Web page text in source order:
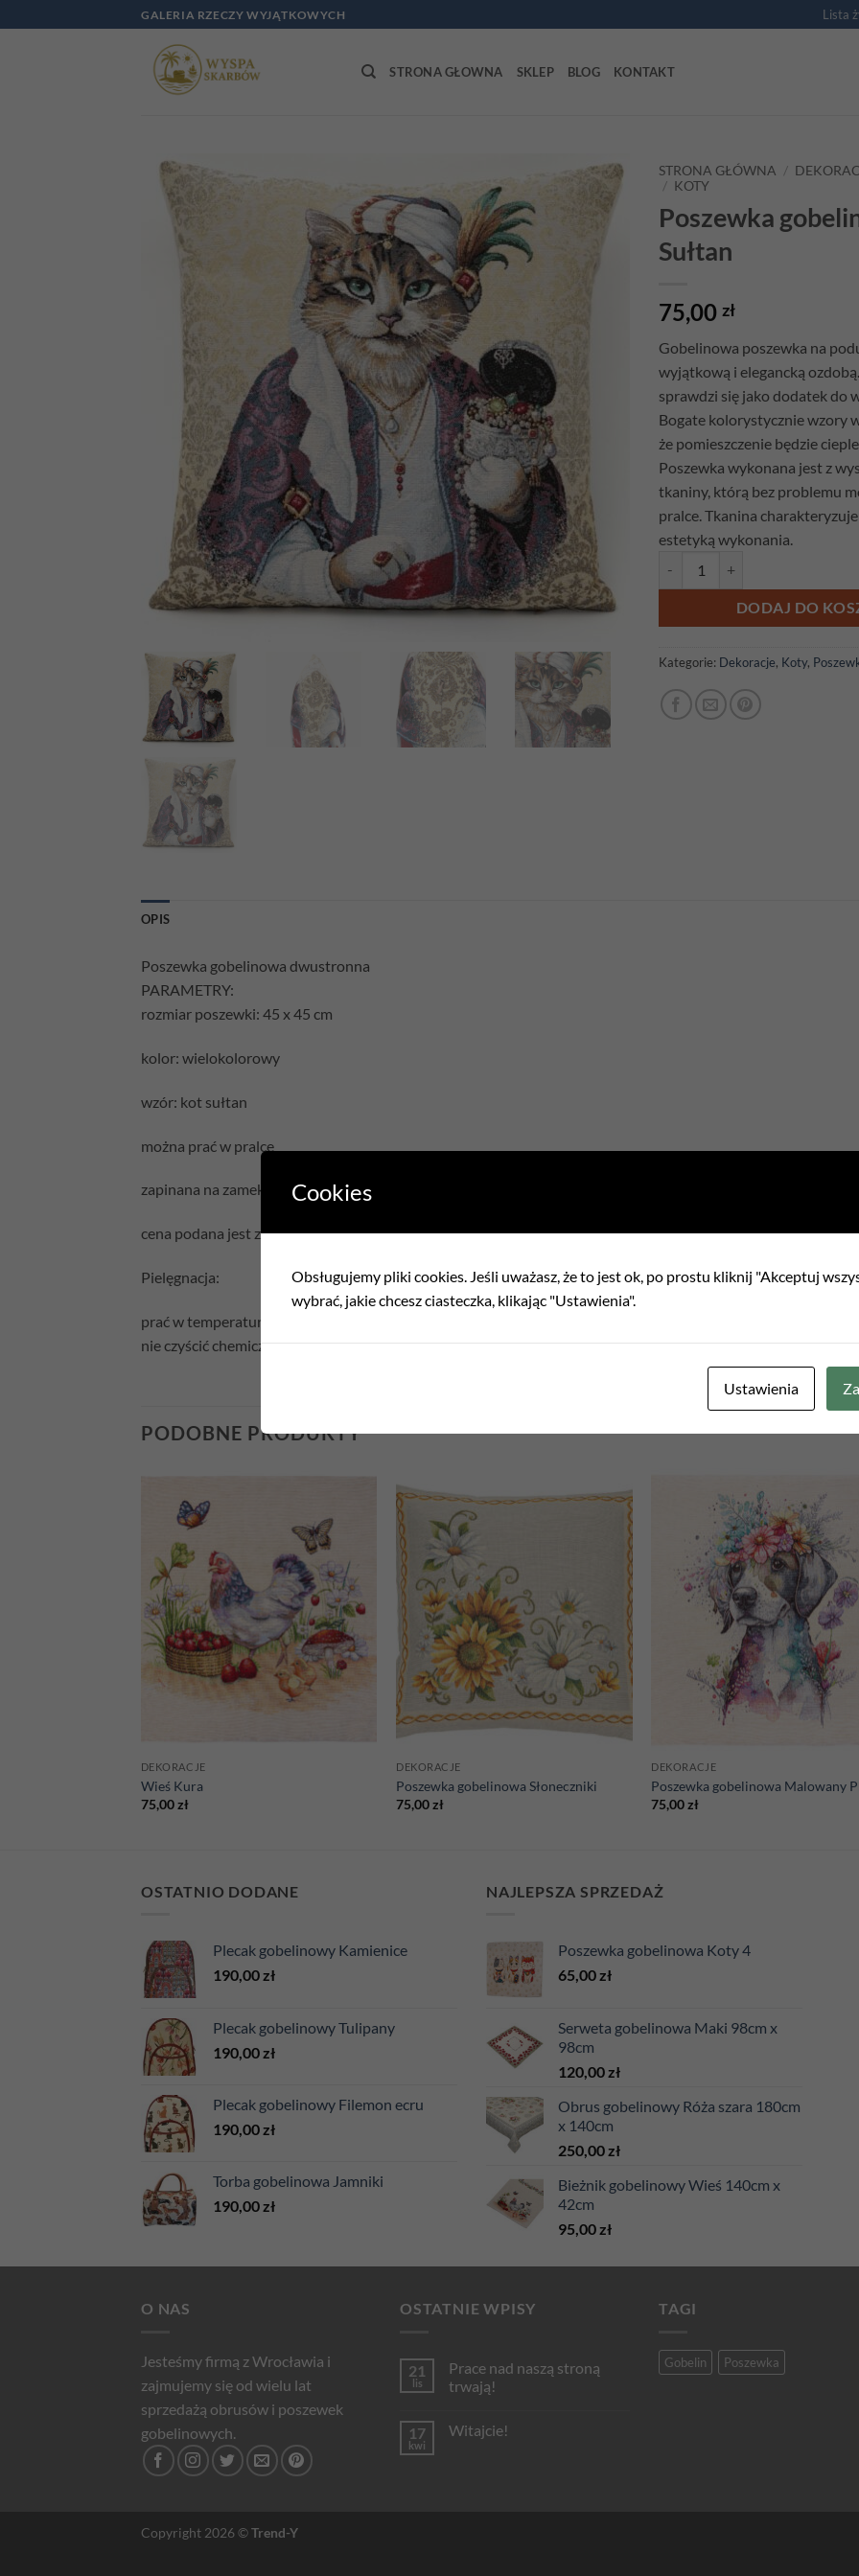
do
GALERIA RZECZY WYJĄTKOWYCH Lista
STRONA GŁOWNA SKLEP BLOG KONTAKT
STRONA GŁÓWNA /
/ KOTY
Poszewka
Sułtan
75,00 zł
Gobelinowa poszewka na
wyjątkową i elegancką
sprawdzi się jako dodatek do
Bogate kolorystycznie wzory
że pomieszczenie będzie
Poszewka wykonana jest z
tkaniny, którą bez problemu
pralce. Tkanina
estetyką wykonania.
DODAJ DO
Kategorie: Dekoracje, Koty,
OPIS
Poszewka gobelinowa dwustronna
PARAMETRY:
rozmiar poszewki: 45 x 45 cm
kolor: wielokolorowy
wzór: kot sułtan
można prać w pralce
zapinana na zamek błyskawiczny
cena podana jest za samą poszewkę bez wypełnienia
Pielęgnacja:
prać w temperaturze 30°C
nie czyścić chemicznie
PODOBNE PRODUKTY
Add to
wishlist
DEKORACJE
Wieś Kura
75,00zł
DEKORACJE
Poszewka gobelinowa Słoneczniki
75,00zł
DEKORACJE
Poszewka gobelinowa Malowany
75,00zł
OSTATNIO DODANE
Plecak gobelinowy Kamienice
190,00 zł
Plecak gobelinowy Tulipany
190,00 zł
Plecak gobelinowy Filemon ecru
190,00 zł
Torba gobelinowa Jamniki
190,00 zł
NAJLEPSZA SPRZEDAŻ
Poszewka gobelinowa Koty 4
65,00 zł
Serweta gobelinowa Maki 98cm x
98cm
120,00 zł
Obrus gobelinowy Róża szara 180cm
x 140cm
250,00 zł
Bieżnik gobelinowy Wieś 140cm x
42cm
95,00 zł
O NAS
Jesteśmy firmą z Wrocławia i
zajmujemy się od wielu lat
sprzedażą obrusów i poszewek
gobelinowych.
OSTATNIE WPISY
21
lis
Prace nad naszą stroną
trwają!
do
17
kwi
Witajcie!
TAGI
Gobelin Poszewka
Copyright 2026 ©Trend-Y
Cookies
Obsługujemy pliki cookies. Jeśli uważasz, że to jest ok, po prostu kliknij "Akceptuj
wybrać, jakie chcesz ciasteczka, klikając "Ustawienia".
Ustawienia